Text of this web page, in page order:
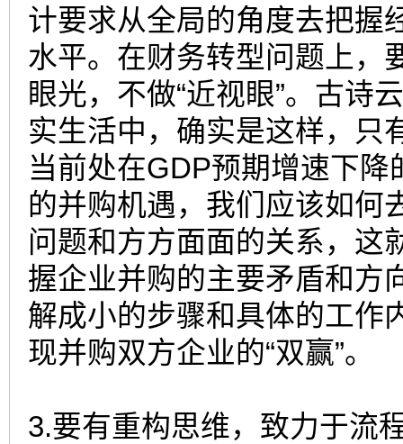
计要求从全局的角度去把握
水平。在财务转型问题上，
眼光，不做“近视眼”。古诗
实生活中，确实是这样，只
当前处在GDP预期增速下
的并购机遇，我们应该如何
问题和方方面面的关系，这
握企业并购的主要矛盾和方
解成小的步骤和具体的工作
现并购双方企业的“双赢”。
3.要有重构思维，致力于流